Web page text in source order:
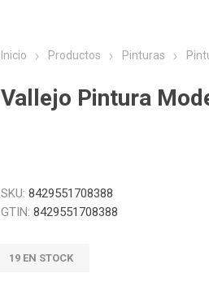
Inicio Productos Pinturas
Vallejo Pintura
SKU: 8429551708388
GTIN: 8429551708388
19 EN STOCK